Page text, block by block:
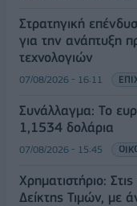
Στρατηγική
για την ανάπτυξη
τεχνολογιών
07/08/2026 - 16:11
Συνάλλαγμα: Το
1,1534 δολάρια
07/08/2026 - 15:45
Χρηματιστήριο:
Δείκτης Τιμών, με